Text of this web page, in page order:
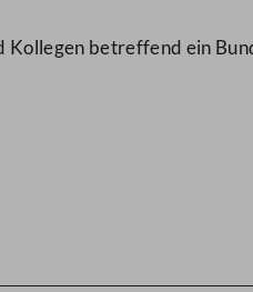
betreffend ein